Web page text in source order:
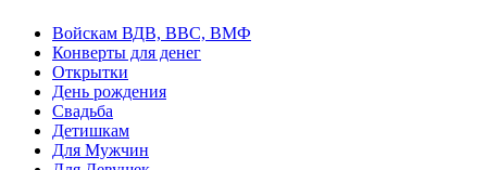
Войскам ВДВ, ВВС, ВМФ
Конверты для денег
Открытки
День рождения
Свадьба
Детишкам
Для Мужчин